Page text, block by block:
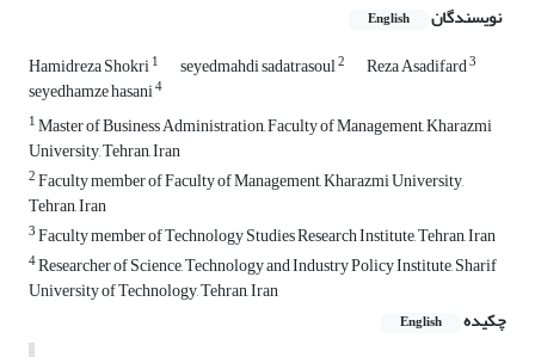
نویسندگان English
Hamidreza Shokri1 seyedmahdi sadatrasoul2 Reza Asadifard3
seyedhamze hasani4
1Master of Business Administration, Faculty of Management, Kharazmi
University, Tehran, Iran
2Faculty member of Faculty of Management, Kharazmi University,
Tehran, Iran
3Faculty member of Technology Studies Research Institute, Tehran, Iran
4Researcher of Science, Technology and Industry Policy Institute, Sharif
University of Technology, Tehran, Iran
چکیده
English